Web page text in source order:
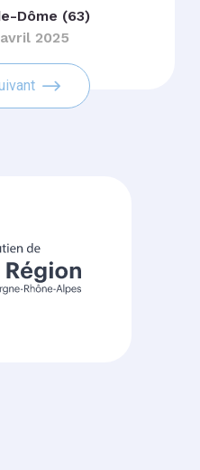
Dôme (63)
2025